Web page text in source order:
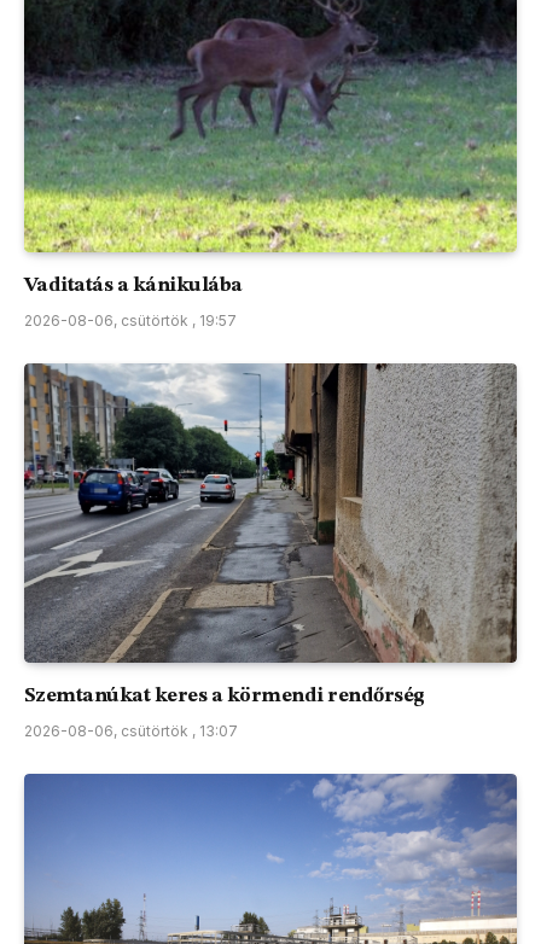
Vaditatás a kánikulába
2026-08-06, csütörtök , 19:57
Szemtanúkat keres a körmendi rendőrség
2026-08-06, csütörtök , 13:07